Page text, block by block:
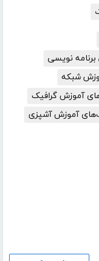
نویسی
شبکه
آموزش گرافیک
آموزش آشپزی